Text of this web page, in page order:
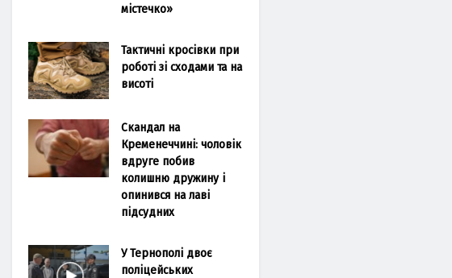
містечко»
Тактичні кросівки при
роботі зі сходами та на
висоті
Скандал на
Кременеччині: чоловік
вдруге побив
колишню дружину і
опинився на лаві
підсудних
У Тернополі двоє
поліцейських